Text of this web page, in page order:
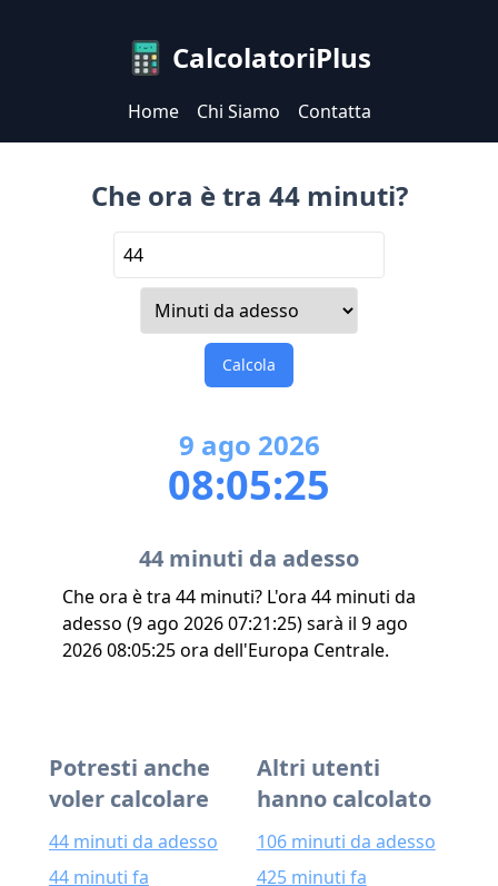
CalcolatoriPlus
Home Chi Siamo Contatta
Che ora è tra 44 minuti?
Calcola
9 ago 2026
08:05:25
44 minuti da adesso
Che ora è tra 44 minuti? L'ora 44 minuti da
adesso (9 ago 2026 07:21:25) sarà il 9 ago
2026 08:05:25 ora dell'Europa Centrale.
Potresti anche
voler calcolare
44 minuti da adesso
44 minuti fa
Altri utenti
hanno calcolato
106 minuti da adesso
425 minuti fa